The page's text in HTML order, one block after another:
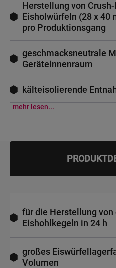
Herstellung von
Eisholwürfeln (28 x 40
pro Produktionsgang
geschmacksneutrale
Geräteinnenraum
kälteisolierende
mehr lesen...
für die Herstellung von
Eishohlkegeln in 24 h
großes
Volumen